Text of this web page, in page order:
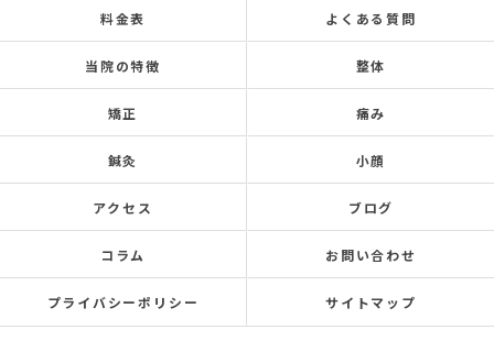
料金表 よくある質問
当院の特徴 整体
矯正 痛み
鍼灸 小顔
アクセス ブログ
コラム お問い合わせ
プライバシーポリシー サイトマップ